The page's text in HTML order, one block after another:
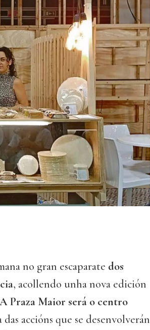
no gran escaparate dos
, acollendo unha nova edición
A Praza Maior será o centro
accións que se desenvolverán